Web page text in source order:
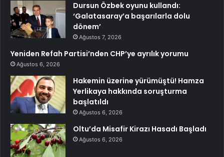
Dursun Özbek oyunu kullandı:
‘Galatasaray’a başarılarla dolu
dönem’
Ağustos 7, 2026
Yeniden Refah Partisi’nden CHP’ye ayrılık yorumu
Ağustos 6, 2026
Hakemin üzerine yürümüştü! Hamza
Yerlikaya hakkında soruşturma
başlatıldı
Ağustos 6, 2026
Oltu’da Misafir Kirazı Hasadı Başladı
Ağustos 6, 2026